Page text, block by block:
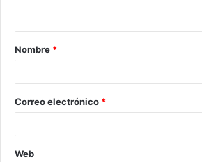
Nombre *
Correo electrónico *
Web